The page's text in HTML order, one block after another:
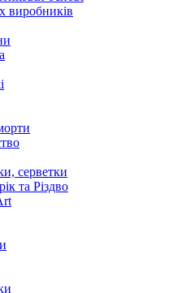
виробників
серветки
та Різдво